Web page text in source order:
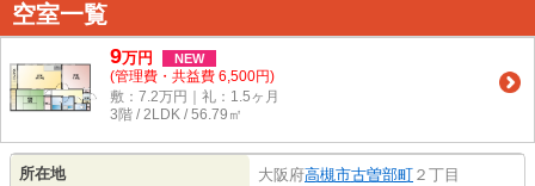
空室一覧
9万円 NEW
(管理費・共益費 6,500円)
敷：7.2万円｜礼：1.5ヶ月
3階 / 2LDK / 56.79㎡
所在地 大阪府高槻市古曽部町 ２丁目